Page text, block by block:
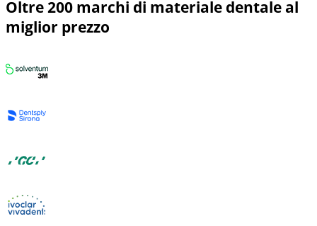
Oltre 200 marchi di materiale dentale al
miglior prezzo